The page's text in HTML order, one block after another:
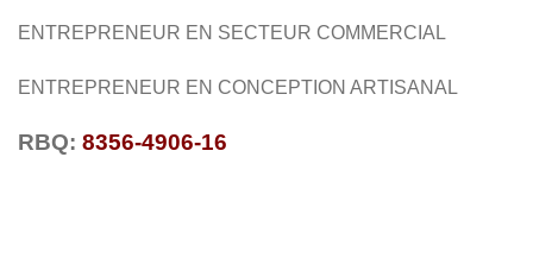
ENTREPRENEUR EN SECTEUR COMMERCIAL
ENTREPRENEUR EN CONCEPTION ARTISANAL
RBQ: 8356-4906-16